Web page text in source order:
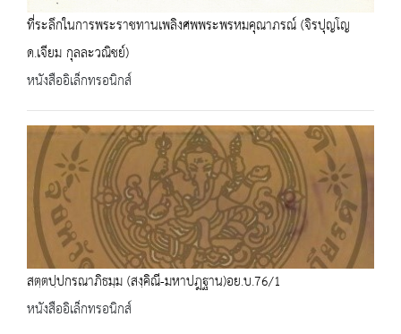
ที่ระลึกในการพระราชทานเพลิงศพพระพรหมคุณาภรณ์ (จิรปุญโญ
ด.เจียม กุลละวณิชย์)
หนังสืออิเล็กทรอนิกส์
สตฺตปฺปกรณาภิธมฺม (สงฺคิณี-มหาปฎฐาน)อย.บ.76/1
หนังสืออิเล็กทรอนิกส์